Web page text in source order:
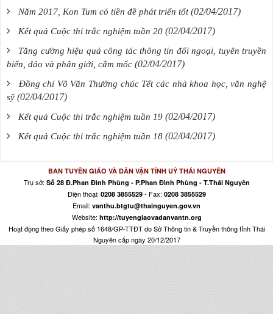
Năm 2017, Kon Tum có tiền đề phát triển tốt (02/04/2017)
Kết quả Cuộc thi trắc nghiệm tuần 20 (02/04/2017)
Tăng cường hiệu quả công tác thông tin đối ngoại, tuyên truyền
biển, đảo và phân giới, cắm mốc (02/04/2017)
Đồng chí Võ Văn Thưởng chúc Tết các nhà khoa học, văn nghệ
sỹ (02/04/2017)
Kết quả Cuộc thi trắc nghiệm tuần 19 (02/04/2017)
Kết quả Cuộc thi trắc nghiệm tuần 18 (02/04/2017)
BAN TUYÊN GIÁO VÀ DÂN VẬN TỈNH UỶ THÁI NGUYÊN
Trụ sở: Số 28 Đ.Phan Đình Phùng - P.Phan Đình Phùng - T.Thái Nguyên
Điện thoại: 0208 3855529- Fax: 0208 3855529
Email: vanthu.btgtu@thainguyen.gov.vn
Website: http://tuyengiaovadanvantn.org
Hoạt động theo Giấy phép số 1648/GP-TTĐT do Sở Thông tin & Truyền thông tỉnh Thái
Nguyên cấp ngày 20/12/2017